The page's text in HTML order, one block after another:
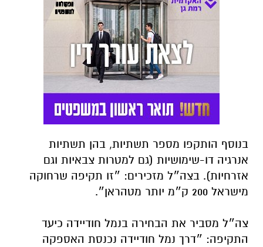
בנוסף הותקפו מספר תשתיות, בהן תשתיות
אנרגיה דו-שימושיות (גם למטרות צבאיות וגם
אזרחיות). בצה״ל מזכירים: ״זו תקיפה שרחוקה
מישראל 200 ק״מ יותר מטהראן״.
צה״ל מסביר את הבחירה בנמל חודיידה כיעד
התקיפה: ״דרך נמל חודיידה נכנסת האספקה